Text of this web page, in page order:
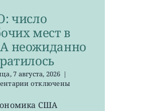
число
мест в
неожиданно
7 августа, 2026 |
к
VOO:
отключены
США